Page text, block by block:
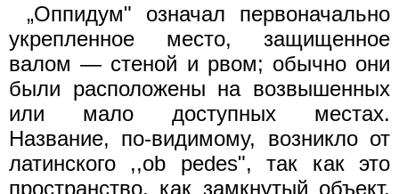
„Оппидум" означал первоначально
укрепленное место, защищенное
валом — стеной и рвом; обычно они
были расположены на возвышенных
или мало доступных местах.
Название, по-видимому, возникло от
латинского ,,оb реdеs", так как это
пространство, как замкнутый объект,